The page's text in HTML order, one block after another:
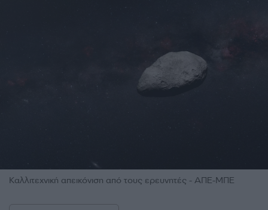
Καλλιτεχνική απεικόνιση από τους ερευνητές - ΑΠΕ-ΜΠΕ